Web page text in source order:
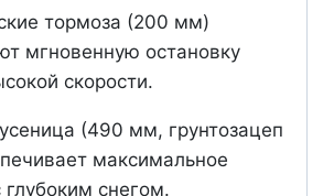
тормоза (200 мм)
мгновенную остановку
скорости.
(490 мм, грунтозацеп
максимальное
глубоким снегом.